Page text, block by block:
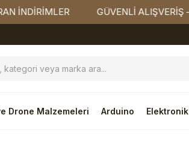
GÜVENLİ ALIŞVERİŞ —
Drone Malzemeleri Arduino